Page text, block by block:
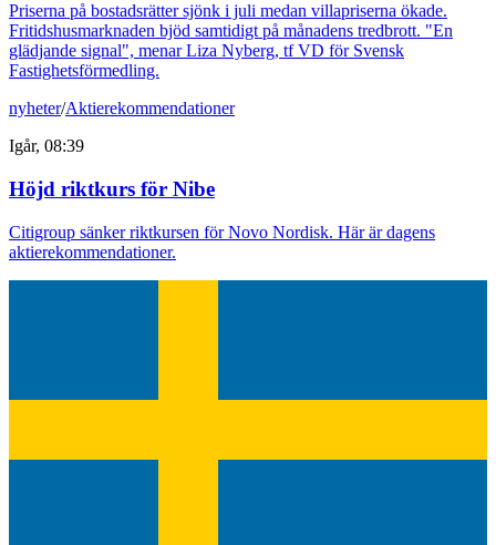
Priserna på bostadsrätter sjönk i juli medan villapriserna ökade.
Fritidshusmarknaden bjöd samtidigt på månadens tredbrott. "En
glädjande signal", menar Liza Nyberg, tf VD för Svensk
Fastighetsförmedling.
nyheter/Aktierekommendationer
Igår, 08:39
Höjd riktkurs för Nibe
Citigroup sänker riktkursen för Novo Nordisk. Här är dagens
aktierekommendationer.